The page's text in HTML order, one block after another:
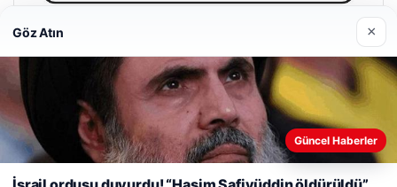
Trend Yapı Akustik
Web sitemizi nasıl kullandığınızı daha iyi anlayabilmek,
deneyiminizi kişiselleştirmek ve geliştirmek amacıyla çerezler
kullanıyoruz.
Göz Atın ×
Güncel Haberler